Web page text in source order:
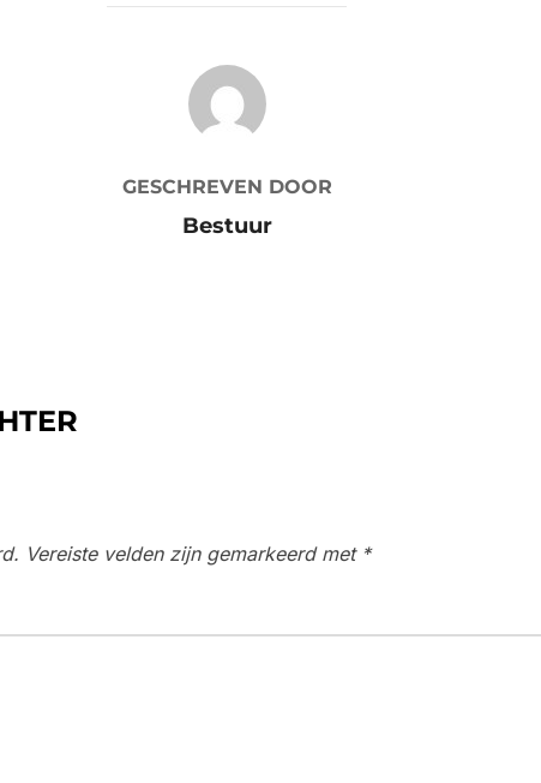
BERICHTAUTEUR
GESCHREVEN DOOR
Bestuur
Vereiste velden zijn gemarkeerd met *